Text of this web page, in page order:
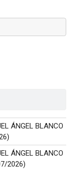
ÁNGEL BLANCO
ÁNGEL BLANCO
2026)